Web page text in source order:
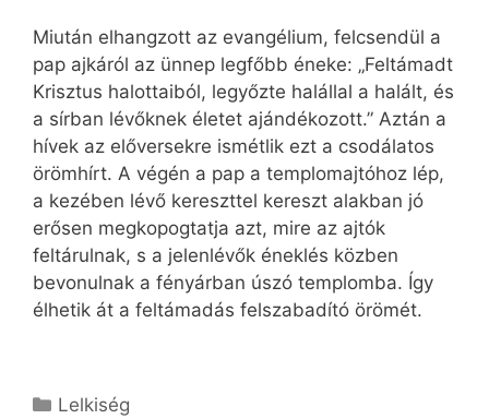
Miután elhangzott az evangélium, felcsendül a
pap ajkáról az ünnep legfőbb éneke: „Feltámadt
Krisztus halottaiból, legyőzte halállal a halált, és
a sírban lévőknek életet ajándékozott.” Aztán a
hívek az előversekre ismétlik ezt a csodálatos
örömhírt. A végén a pap a templomajtóhoz lép,
a kezében lévő kereszttel kereszt alakban jó
erősen megkopogtatja azt, mire az ajtók
feltárulnak, s a jelenlévők éneklés közben
bevonulnak a fényárban úszó templomba. Így
élhetik át a feltámadás felszabadító örömét.
Kategória
Lelkiség